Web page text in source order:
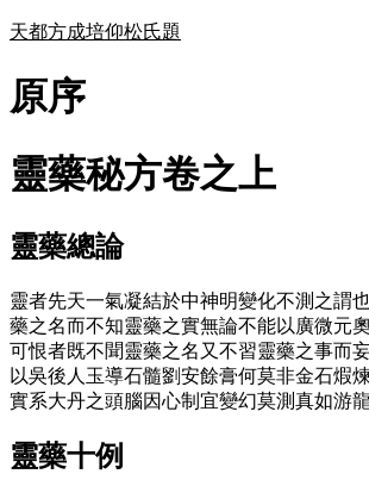
天都方成培仰松氏題
原序
靈藥秘方卷之上
靈藥總論
靈者先天一氣凝結於中神明變化不測之謂
藥之名而不知靈藥之實無論不能以廣微元
可恨者既不聞靈藥之名又不習靈藥之事而
以吳後人玉導石髓劉安餘膏何莫非金石煆
實系大丹之頭腦因心制宜變幻莫測真如游
靈藥十例